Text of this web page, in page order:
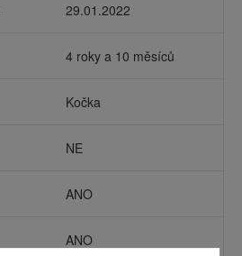
29.01.2022
4 roky a 10 měsíců
Kočka
NE
ANO
ANO